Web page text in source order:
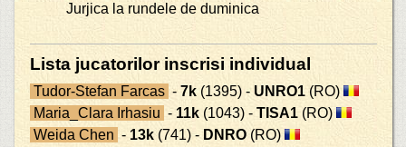
Jurjica la rundele de duminica
Lista jucatorilor inscrisi individual
Tudor-Stefan Farcas -7k (1395) - UNRO1 (RO)
Maria_Clara Irhasiu - 11k (1043) -TISA1 (RO)
Weida Chen - 13k (741) - DNRO (RO)